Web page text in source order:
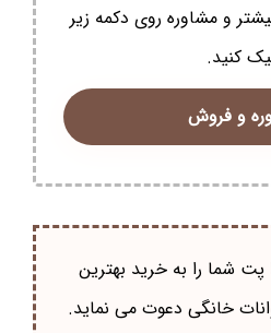
و مشاوره روی دکمه زیر
کنید.
و فروش
پت شما را به خرید بهترین
خانگی دعوت می نماید.